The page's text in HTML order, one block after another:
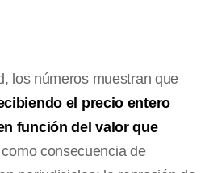
los números muestran que
el precio entero
función del valor que
como consecuencia de